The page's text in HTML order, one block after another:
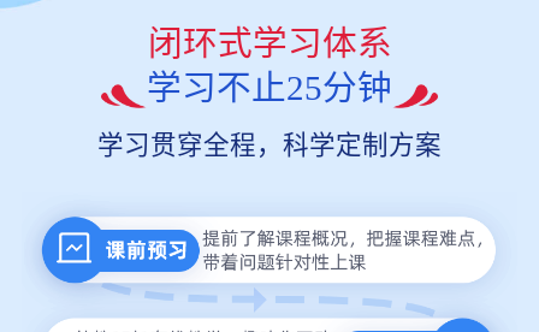
闭环式学习体系
学习不止25分钟
学习贯穿全程，科学定制方案